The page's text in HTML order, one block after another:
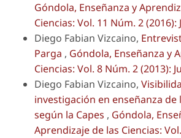
Góndola, Enseñanza y
Ciencias: Vol. 11 Núm. 2 (2016):
Diego Fabian Vizcaino,
Parga , Góndola, Enseñanza y
Ciencias: Vol. 8 Núm. 2 (2013):
Diego Fabian Vizcaino,
investigación en enseñanza de
según la Capes , Góndola,
Aprendizaje de las Ciencias: